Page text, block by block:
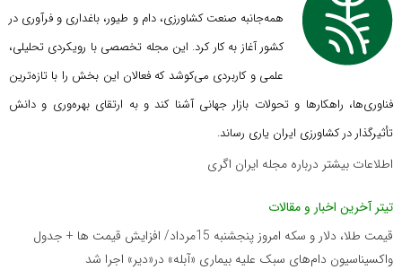
همه‌جانبه صنعت کشاورزی، دام و طیور، باغداری و فرآوری در
کشور آغاز به کار کرد. این مجله تخصصی با رویکردی تحلیلی،
علمی و کاربردی می‌کوشد که فعالان این بخش را با تازه‌ترین
فناوری‌ها، راهکارها و تحولات بازار جهانی آشنا کند و به ارتقای بهره‌وری و دانش
تأثیرگذار در کشاورزی ایران یاری رساند.
اطلاعات بیشتر درباره مجله ایران اگری
تیتر آخرین اخبار و مقالات
قیمت طلا، دلار و سکه امروز پنجشنبه 15مرداد/ افزایش قیمت ها + جدول
واکسیناسیون دام‌های سبک علیه بیماری «آبله» در«دیر» اجرا شد